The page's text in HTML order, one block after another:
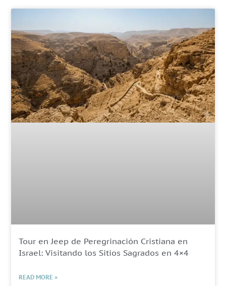
Tour en Jeep de Peregrinación Cristiana en
Israel: Visitando los Sitios Sagrados en 4×4
READ MORE »